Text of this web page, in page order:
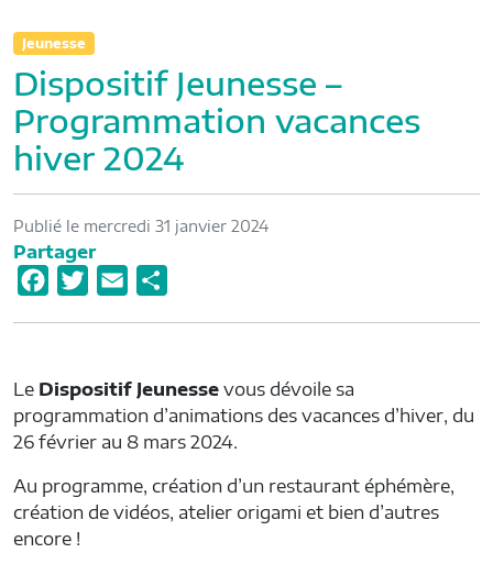
Jeunesse
Dispositif Jeunesse –
Programmation vacances
hiver 2024
Publié le mercredi 31 janvier 2024
Partager
b
o
k
t
e
l
a
g
r
Le Dispositif Jeunesse vous dévoile sa
programmation d’animations des vacances d’hiver, du
26 février au 8 mars 2024.
Au programme, création d’un restaurant éphémère,
création de vidéos, atelier origami et bien d’autres
encore !